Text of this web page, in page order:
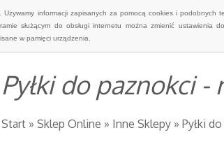
informacji zapisanych za pomocą cookies i
służącym do obsługi internetu można zmienić
w pamięci urządzenia.
Pyłki do paznokci
Start » Sklep Online » Inne Sklepy » Pyłki